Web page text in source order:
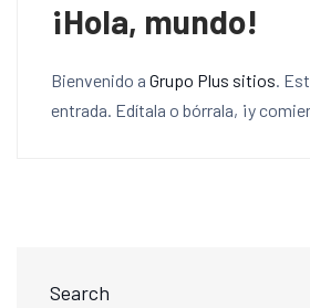
¡Hola, mundo!
Bienvenido a Grupo Plus sitios.
entrada. Edítala o bórrala, ¡y
Search